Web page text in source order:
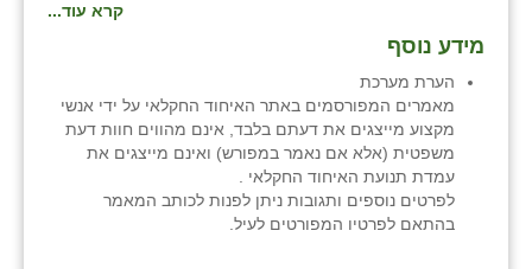
קרא עוד...
מידע נוסף
הערת מערכת
מאמרים המפורסמים באתר האיחוד החקלאי על ידי אנשי
מקצוע מייצגים את דעתם בלבד, אינם מהווים חוות דעת
משפטית (אלא אם נאמר במפורש) ואינם מייצגים את
עמדת תנועת האיחוד החקלאי .
לפרטים נוספים ותגובות ניתן לפנות לכותב המאמר
בהתאם לפרטיו המפורטים לעיל.